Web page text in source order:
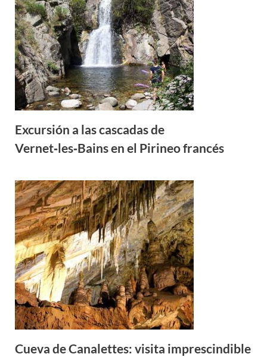
Excursión a las cascadas de
Vernet‑les‑Bains en el Pirineo francés
Cueva de Canalettes: visita imprescindible